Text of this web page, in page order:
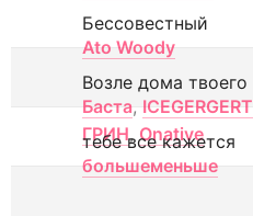
Бессовестный
Ato Woody
Возле дома твоего
Баста, ICEGERGERT
ГРИН, Onative
тебе все кажется
большеменьше